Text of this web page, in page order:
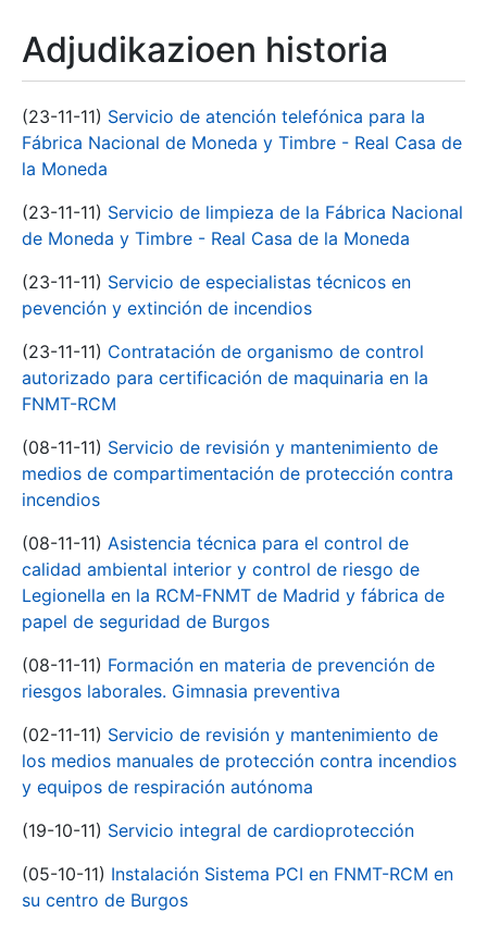
Adjudikazioen historia
(23-11-11) Servicio de atención telefónica para la
Fábrica Nacional de Moneda y Timbre - Real Casa de
la Moneda
(23-11-11) Servicio de limpieza de la Fábrica Nacional
de Moneda y Timbre - Real Casa de la Moneda
(23-11-11) Servicio de especialistas técnicos en
pevención y extinción de incendios
(23-11-11) Contratación de organismo de control
autorizado para certificación de maquinaria en la
FNMT-RCM
(08-11-11) Servicio de revisión y mantenimiento de
medios de compartimentación de protección contra
incendios
(08-11-11) Asistencia técnica para el control de
calidad ambiental interior y control de riesgo de
Legionella en la RCM-FNMT de Madrid y fábrica de
papel de seguridad de Burgos
(08-11-11) Formación en materia de prevención de
riesgos laborales. Gimnasia preventiva
(02-11-11) Servicio de revisión y mantenimiento de
los medios manuales de protección contra incendios
y equipos de respiración autónoma
(19-10-11) Servicio integral de cardioprotección
(05-10-11) Instalación Sistema PCI en FNMT-RCM en
su centro de Burgos